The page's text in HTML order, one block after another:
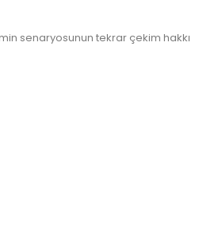
senaryosunun tekrar çekim hakkı